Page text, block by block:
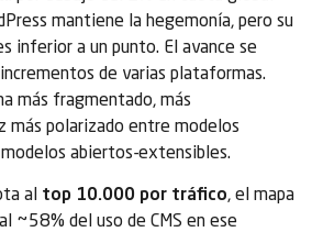
mantiene la hegemonía, pero su
inferior a un punto. El avance se
de varias plataformas.
más fragmentado, más
más polarizado entre modelos
abiertos-extensibles.
al top 10.000 por tráfico, el mapa
~58% del uso de CMS en ese